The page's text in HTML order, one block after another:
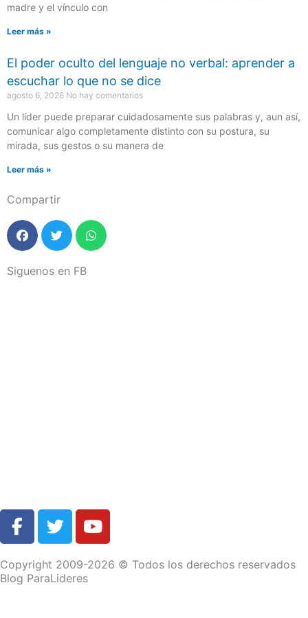
madre y el vínculo con
Leer más »
El poder oculto del lenguaje no verbal: aprender a
escuchar lo que no se dice
agosto 6, 2026 No hay comentarios
Un líder puede preparar cuidadosamente sus palabras y, aun así,
comunicar algo completamente distinto con su postura, su
mirada, sus gestos o su manera de
Leer más »
Compartir
Siguenos en FB
F
a
e
b
T
w
t
t
Y
o
t
Copyright 2009-2026 © Todos los derechos reservados
Blog ParaLideres